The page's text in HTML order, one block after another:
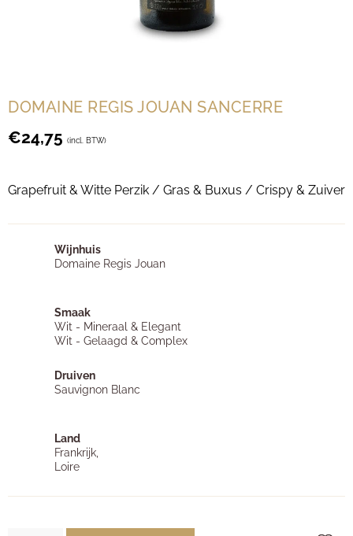
DOMAINE REGIS JOUAN SANCERRE
€24,75 (incl. BTW)
Grapefruit & Witte Perzik / Gras & Buxus / Crispy & Zuiver
Wijnhuis
Domaine Regis Jouan
Smaak
Wit - Mineraal & Elegant
Wit - Gelaagd & Complex
Druiven
Sauvignon Blanc
Land
Frankrijk,
Loire